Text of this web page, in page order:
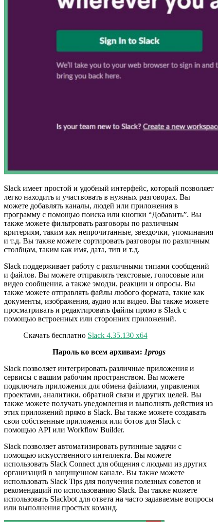
Slack имеет простой и удобный интерфейс, который позволяет
легко находить и участвовать в нужных разговорах. Вы
можете добавлять каналы, людей или приложения в
программу с помощью поиска или кнопки “Добавить”. Вы
также можете фильтровать разговоры по различным
критериям, таким как непрочитанные, звездочки, упоминания
и т.д. Вы также можете сортировать разговоры по различным
столбцам, таким как имя, дата, тип и т.д.
Slack поддерживает работу с различными типами сообщений
и файлов. Вы можете отправлять текстовые, голосовые или
видео сообщения, а также эмодзи, реакции и опросы. Вы
также можете отправлять файлы любого формата, такие как
документы, изображения, аудио или видео. Вы также можете
просматривать и редактировать файлы прямо в Slack с
помощью встроенных или сторонних приложений.
Скачать бесплатно Slack 4.35.130 x64
Пароль ко всем архивам: 1progs
Slack позволяет интегрировать различные приложения и
сервисы с вашим рабочим пространством. Вы можете
подключать приложения для обмена файлами, управления
проектами, аналитики, обратной связи и других целей. Вы
также можете получать уведомления и выполнять действия из
этих приложений прямо в Slack. Вы также можете создавать
свои собственные приложения или ботов для Slack с
помощью API или Workflow Builder.
Slack позволяет автоматизировать рутинные задачи с
помощью искусственного интеллекта. Вы можете
использовать Slack Connect для общения с людьми из других
организаций в защищенном канале. Вы также можете
использовать Slack Tips для получения полезных советов и
рекомендаций по использованию Slack. Вы также можете
использовать Slackbot для ответа на часто задаваемые вопросы
или выполнения простых команд.